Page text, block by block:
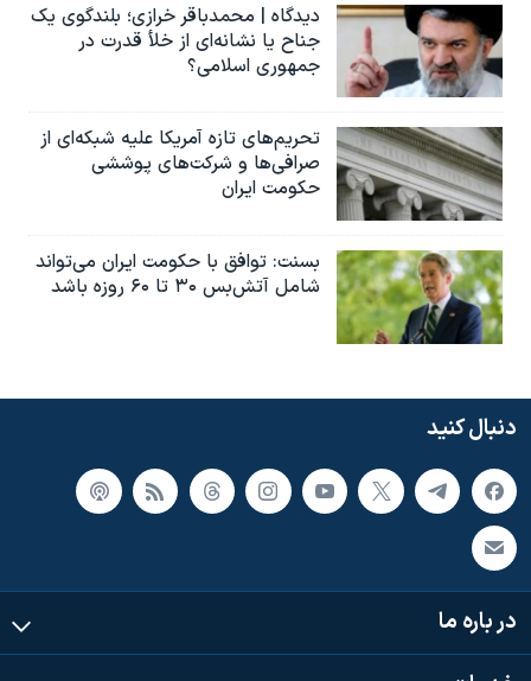
دیدگاه | محمدباقر خرازی؛ بلندگوی یک
جناح یا نشانه‌ای از خلأ قدرت در
جمهوری اسلامی؟
تحریم‌های تازه آمریکا علیه شبکه‌ای از
صرافی‌ها و شرکت‌های پوششی
حکومت ایران
بسنت: توافق با حکومت ایران می‌تواند
شامل آتش‌بس ۳۰ تا ۶۰ روزه باشد
دنبال کنید
در باره ما